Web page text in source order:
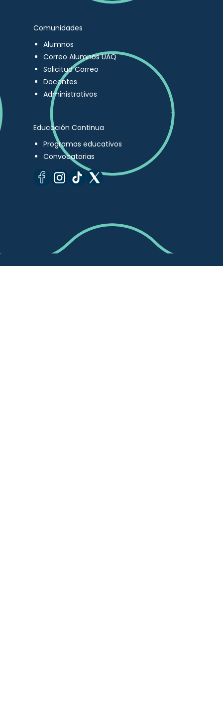
Comunidades
Alumnos
Correo Alumnos UAQ
Solicitud Correo
Docentes
Administrativos
Educación Continua
Programas educativos
Convocatorias